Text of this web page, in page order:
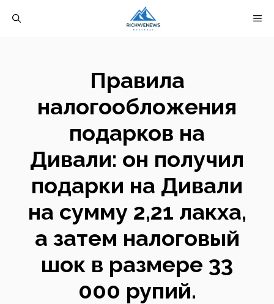
Правила
налогообложения
подарков на
Дивали: он получил
подарки на Дивали
на сумму 2,21 лакха,
а затем налоговый
шок в размере 33
000 рупий.